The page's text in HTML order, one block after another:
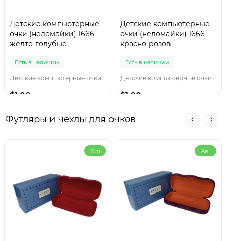
Детские компьютерные
очки (неломайки) 1666
желто-голубые
Есть в наличии
Детские компьютерные очки 1666 желто-голубы
$1.00
Детские компьютерные
очки (неломайки) 1666
красно-розов
Есть в наличии
Детские компьютерные очки 1666 красно-розов
$1.00
Футляры и чехлы для очков
Хит Хит